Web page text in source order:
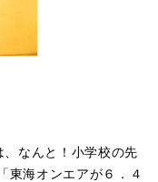
なんと！小学校の先
海オンエアが６．４